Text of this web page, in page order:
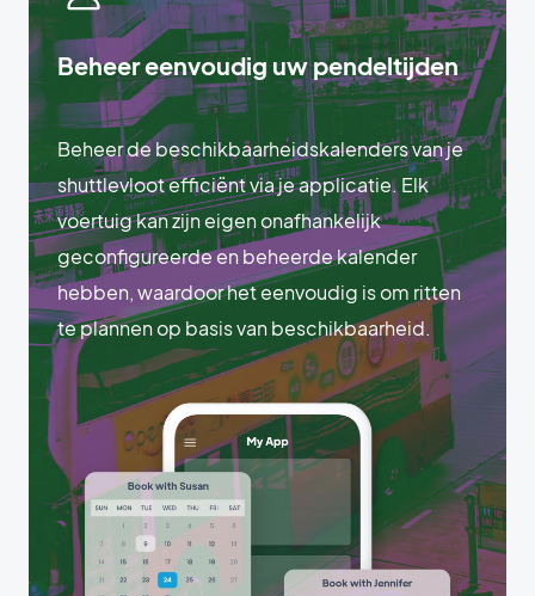
Beheer eenvoudig uw pendeltijden
Beheer de beschikbaarheidskalenders van je
shuttlevloot efficiënt via je applicatie. Elk
voertuig kan zijn eigen onafhankelijk
geconfigureerde en beheerde kalender
hebben, waardoor het eenvoudig is om ritten
te plannen op basis van beschikbaarheid.